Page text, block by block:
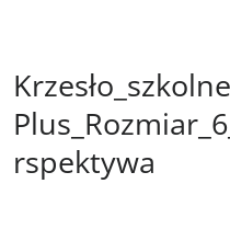
rspektywa